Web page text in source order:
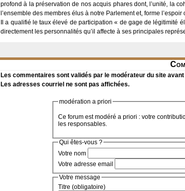
profond à la préservation de nos acquis phares dont, l’unité, la
l’ensemble des membres élus à notre Parlement et, forme
Il a qualifié le taux élevé de participation « de gage de légitimité
directement les personnalités qu’il affecte à ses principales
Les commentaires sont validés par le modérateur du site
Les adresses courriel ne sont pas affichées.
modération a priori
Ce forum est modéré a priori : votre
les responsables.
Qui êtes-vous ?
Votre nom
Votre adresse email
Votre message
Titre (obligatoire)